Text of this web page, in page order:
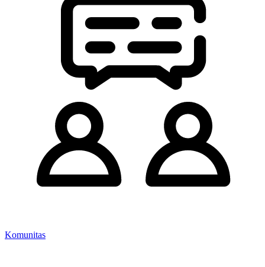
Komunitas